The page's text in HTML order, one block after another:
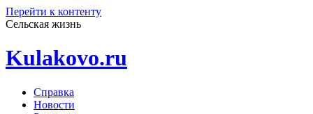
Перейти к контенту
Сельская жизнь
Kulakovo.ru
Справка
Новости